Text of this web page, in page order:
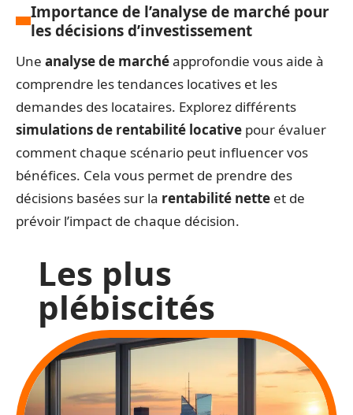
Importance de l’analyse de marché pour
les décisions d’investissement
Une analyse de marchéapprofondie vous aide à
comprendre les tendances locatives et les
demandes des locataires. Explorez différents
simulations de rentabilité locative pour évaluer
comment chaque scénario peut influencer vos
bénéfices. Cela vous permet de prendre des
décisions basées sur la rentabilité nette et de
prévoir l’impact de chaque décision.
Les plus
plébiscités